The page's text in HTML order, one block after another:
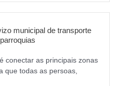
municipal de transporte
conectar as principais zonas
que todas as persoas,